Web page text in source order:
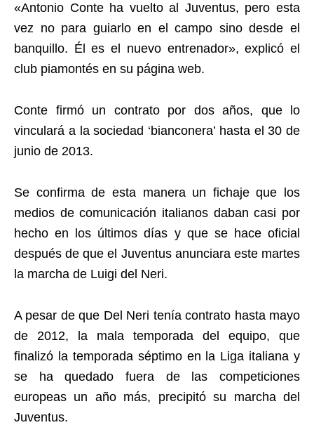
«Antonio Conte ha vuelto al Juventus, pero esta
vez no para guiarlo en el campo sino desde el
banquillo. Él es el nuevo entrenador», explicó el
club piamontés en su página web.
Conte firmó un contrato por dos años, que lo
vinculará a la sociedad ‘bianconera’ hasta el 30 de
junio de 2013.
Se confirma de esta manera un fichaje que los
medios de comunicación italianos daban casi por
hecho en los últimos días y que se hace oficial
después de que el Juventus anunciara este martes
la marcha de Luigi del Neri.
A pesar de que Del Neri tenía contrato hasta mayo
de 2012, la mala temporada del equipo, que
finalizó la temporada séptimo en la Liga italiana y
se ha quedado fuera de las competiciones
europeas un año más, precipitó su marcha del
Juventus.